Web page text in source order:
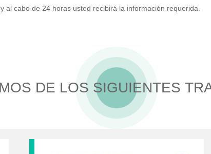
al cabo de 24 horas usted recibirá la información requerida.
DE LOS SIGUIENTES